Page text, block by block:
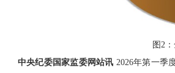
图2
中央纪委国家监委网站讯 2026年第一季